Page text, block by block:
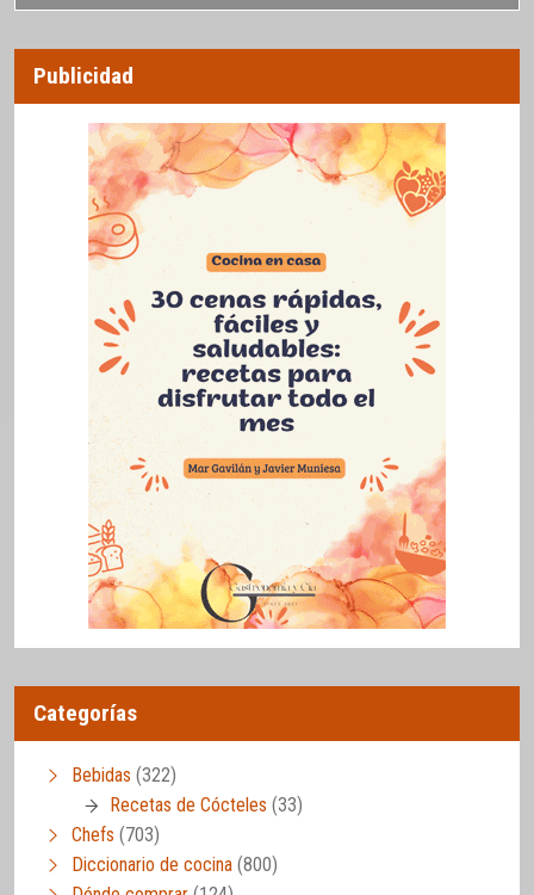
Publicidad
Categorías
Bebidas (322)
Recetas de Cócteles (33)
Chefs (703)
Diccionario de cocina (800)